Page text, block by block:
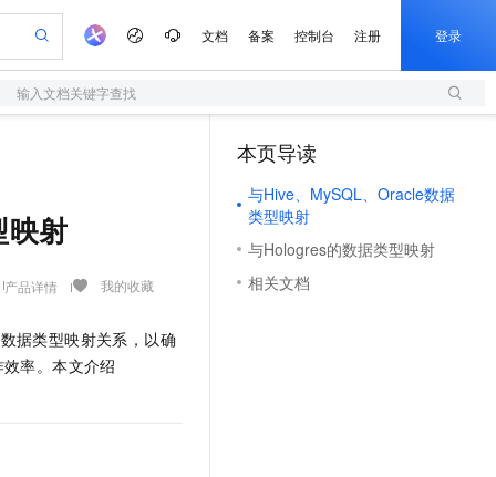
文档 备案 控制台 注册 登录
输入文档关键字查找
射
产品详情 我的收藏
据类型映射关系，以确
率。本文介绍
本页导读
与Hive、MySQL、Oracle数据
类型映射
与Hologres的数据类型映射
相关文档
频生成
1.1-T2V
腻的高质量视频
语音识别与合成
能体编程平台
轻量应用服务器
快速构建应用程序和网站，即刻迈出上云第一步
数字证书管理服务（原SSL证书）
实现全站 HTTPS，呈现可信的 Web 访问
鲁游戏服务器
通过阿里云百炼高效搭建AI应用,助力高效开发
企业门户网站
Agency Agents：拥有专属领域专家
多领域专家智能体,一键组建 AI 虚拟交付团队
HappyHorse 打造一站式影视创作平台
可视化编排打通从文字构思到成片全链路闭环
成，高效打造优质广告素材
无忧落地极速上线
AI 活动
AI 生产力先锋
先锋实践拓展 AI 生产力的边界
飞天发布时刻
所见，即是所愿
阿里云 OPC 创新助力计划
Token 补贴，五大权
益加速 OPC 成功
专业服务
公司注册
计划
Cloud ISV 合作
服务伙伴合作计划
Al MaaS 服务伙伴赋能合作
伙伴信用分合作计划
更多支持
开发者社区
电子书
镜像站
加入我们
社会招聘
校园招聘